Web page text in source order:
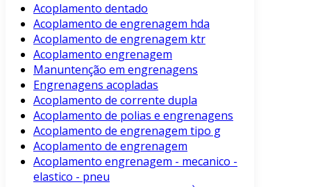
Acoplamento dentado
Acoplamento de engrenagem hda
Acoplamento de engrenagem ktr
Acoplamento engrenagem
Manuntenção em engrenagens
Engrenagens acopladas
Acoplamento de corrente dupla
Acoplamento de polias e engrenagens
Acoplamento de engrenagem tipo g
Acoplamento de engrenagem
Acoplamento engrenagem - mecanico -
elastico - pneu